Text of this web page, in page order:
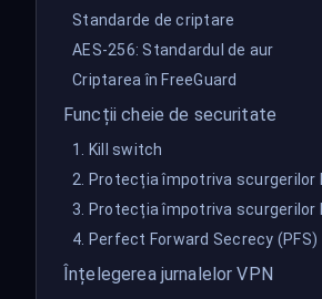
Standarde de criptare
AES-256: Standardul de aur
Criptarea în FreeGuard
Funcții cheie de securitate
1. Kill switch
2. Protecția împotriva scurgerilor
3. Protecția împotriva scurgerilor
4. Perfect Forward Secrecy (PFS)
Înțelegerea jurnalelor VPN